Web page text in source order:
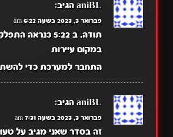
aniBL הגיב:
פברואר 3, 2023 בשעה 6:22 am
תודה, ב 5:22 כנראה
במקום עיירות
התחבר למערכת כדי
aniBL הגיב:
פברואר 3, 2023 בשעה 7:31 am
זה בסדר שאני מגיב על